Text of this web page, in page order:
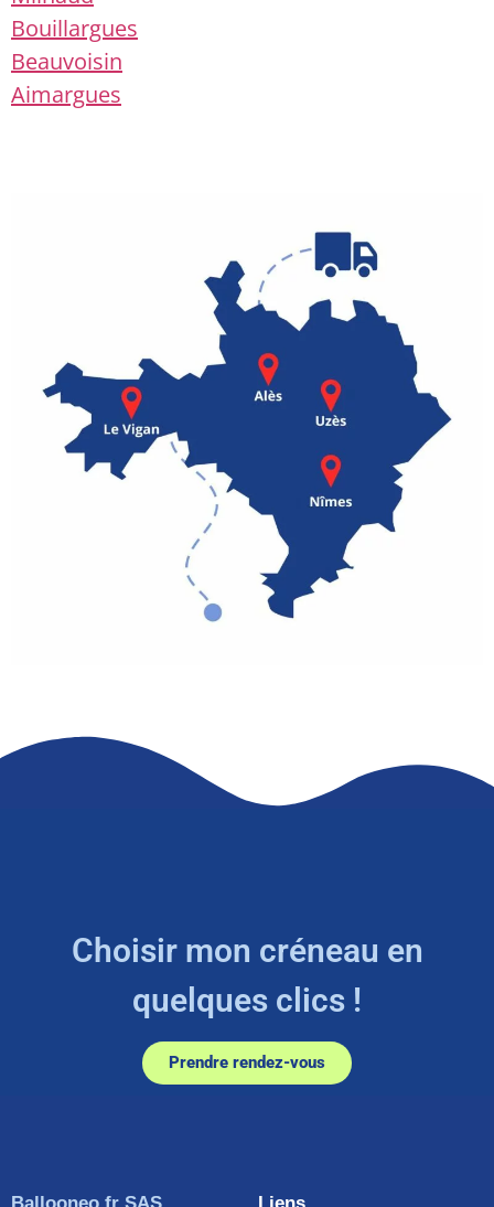
Bouillargues
Beauvoisin
Aimargues
Choisir mon créneau en
quelques clics !
Prendre rendez-vous
Ballooneo.fr SAS Liens